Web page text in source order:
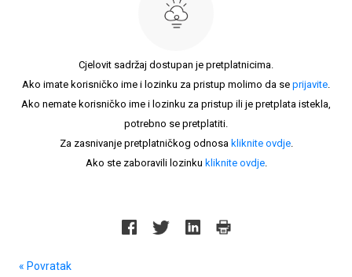
Cjelovit sadržaj dostupan je pretplatnicima.
Ako imate korisničko ime i lozinku za pristup molimo da se prijavite.
Ako nemate korisničko ime i lozinku za pristup ili je pretplata istekla,
potrebno se pretplatiti.
Za zasnivanje pretplatničkog odnosa kliknite ovdje.
Ako ste zaboravili lozinku kliknite ovdje.
« Povratak